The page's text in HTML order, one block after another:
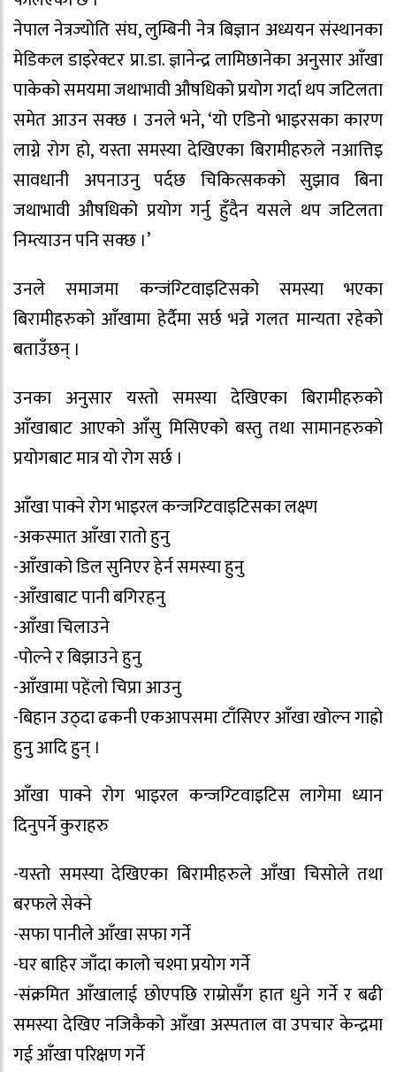
नेपाल नेत्रज्योति संघ, लुम्बिनी नेत्र बिज्ञान अध्ययन संस्थानका
मेडिकल डाइरेक्टर प्रा.डा. ज्ञानेन्द्र लामिछानेका अनुसार आँखा
पाकेको समयमा जथाभावी औषधिको प्रयोग गर्दा थप जटिलता
समेत आउन सक्छ । उनले भने, ‘यो एडिनो भाइरसका कारण
लाग्ने रोग हो, यस्ता समस्या देखिएका बिरामीहरुले नआत्तिइ
सावधानी अपनाउनु पर्दछ चिकित्सकको सुझाव बिना
जथाभावी औषधिको प्रयोग गर्नु हुँदैन यसले थप जटिलता
निम्त्याउन पनि सक्छ ।’
उनले समाजमा कन्जंग्टिवाइटिसको समस्या भएका
बिरामीहरुको आँखामा हेर्दैमा सर्छ भन्ने गलत मान्यता रहेको
बताउँछन् ।
उनका अनुसार यस्तो समस्या देखिएका बिरामीहरुको
आँखाबाट आएको आँसु मिसिएको बस्तु तथा सामानहरुको
प्रयोगबाट मात्र यो रोग सर्छ ।
आँखा पाक्ने रोग भाइरल कन्जग्टिवाइटिसका लक्ष्ण
-अकस्मात आँखा रातो हुनु
-आँखाको डिल सुनिएर हेर्न समस्या हुनु
-आँखाबाट पानी बगिरहनु
-आँखा चिलाउने
-पोल्ने र बिझाउने हुनु
-आँखामा पहेंलो चिप्रा आउनु
-बिहान उठ्दा ढकनी एकआपसमा टाँसिएर आँखा खोल्न गाह्रो
हुनु आदि हुन् ।
आँखा पाक्ने रोग भाइरल कन्जग्टिवाइटिस लागेमा ध्यान
दिनुपर्ने कुराहरु
-यस्तो समस्या देखिएका बिरामीहरुले आँखा चिसोले तथा
बरफले सेक्ने
-सफा पानीले आँखा सफा गर्ने
-घर बाहिर जाँदा कालो चश्मा प्रयोग गर्ने
-संक्रमित आँखालाई छोएपछि राम्रोसँग हात धुने गर्ने र बढी
समस्या देखिए नजिकैको आँखा अस्पताल वा उपचार केन्द्रमा
गई आँखा परिक्षण गर्ने